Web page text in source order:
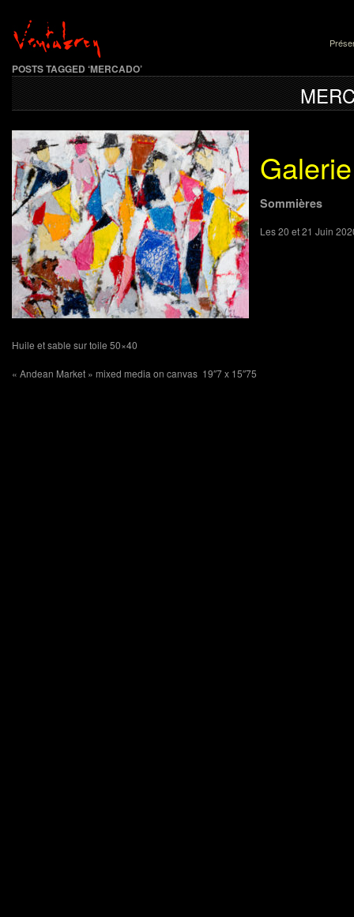
POSTS TAGGED ‘MERCADO’
Sommières
Les 20 et 21 Juin
Huile et sable sur toile 50×40
« Andean Market » mixed media on canvas 19″7 x 15″75